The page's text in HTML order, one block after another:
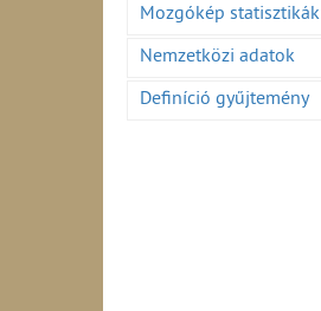
Mozgókép statisztikák
Nemzetközi adatok
Definíció gyűjtemény